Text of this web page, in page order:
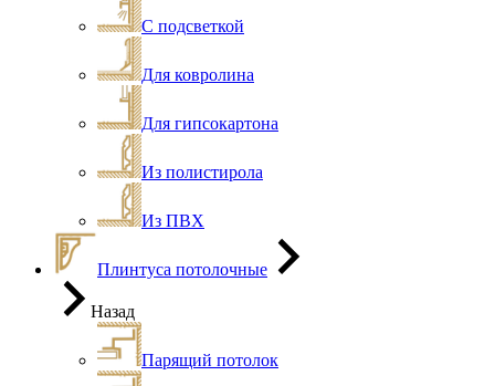
С подсветкой
Для ковролина
Для гипсокартона
Из полистирола
Из ПВХ
Плинтуса потолочные
Назад
Парящий потолок